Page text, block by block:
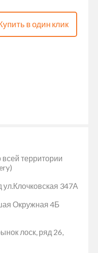
в один клик
территории
ул.Клочковская 347А
Окружная 4Б
лоск, ряд 26,